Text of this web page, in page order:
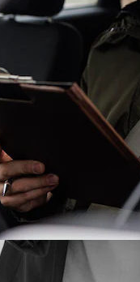
2026Freepik Company S.L.U.